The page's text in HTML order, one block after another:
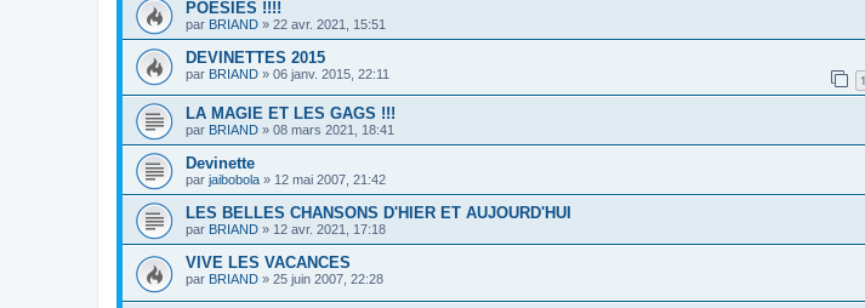
POESIES !!!!
par BRIAND » 22 avr. 2021, 15:51
DEVINETTES 2015
par BRIAND » 06 janv. 2015, 22:11 1
LA MAGIE ET LES GAGS !!!
par BRIAND » 08 mars 2021, 18:41
Devinette
par jaibobola » 12 mai 2007, 21:42
LES BELLES CHANSONS D'HIER ET AUJOURD'HUI
par BRIAND » 12 avr. 2021, 17:18
VIVE LES VACANCES
par BRIAND » 25 juin 2007, 22:28